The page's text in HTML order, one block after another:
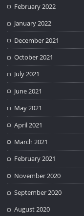
February 2022
January 2022
December 2021
October 2021
July 2021
June 2021
May 2021
April 2021
March 2021
February 2021
November 2020
September 2020
August 2020